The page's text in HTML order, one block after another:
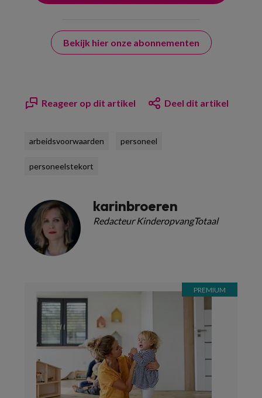
Bekijk hier onze abonnementen
Reageer op dit artikel Deel dit artikel
arbeidsvoorwaarden personeel
personeelstekort
karinbroeren
Redacteur KinderopvangTotaal